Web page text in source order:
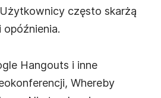
często skarżą
opóźnienia.
Hangouts i inne
Whereby